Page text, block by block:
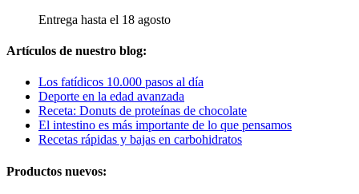
Entrega hasta el 18 agosto
Artículos de nuestro blog:
Los fatídicos 10.000 pasos al día
Deporte en la edad avanzada
Receta: Donuts de proteínas de chocolate
El intestino es más importante de lo que pensamos
Recetas rápidas y bajas en carbohidratos
Productos nuevos: